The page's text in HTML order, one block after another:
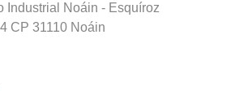
Industrial Noáin - Esquíroz
CP 31110 Noáin